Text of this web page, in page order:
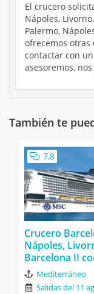
El crucero
Nápoles,
Palermo,
ofrecemos otras
contactar con
asesoremos,
También te
7,8
Crucero
Nápoles,
Barcelona II
Mediterráneo
Salidas del 11